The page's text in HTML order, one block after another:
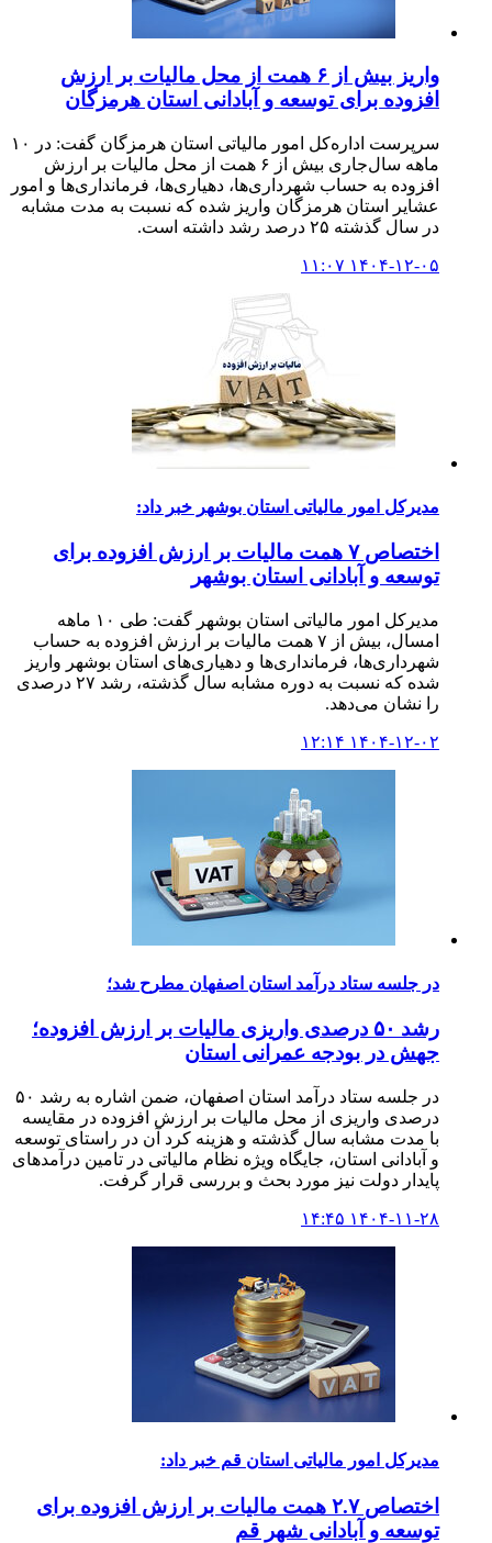
واریز بیش از ۶ همت از محل مالیات بر ارزش
افزوده برای توسعه و آبادانی استان هرمزگان
سرپرست اداره‌کل امور مالیاتی استان هرمزگان گفت: در ۱۰
ماهه سال‌جاری بیش از ۶ همت از محل مالیات بر ارزش
افزوده به حساب شهرداری‌ها، دهیاری‌ها، فرمانداری‌ها و امور
عشایر استان هرمزگان واریز شده که نسبت به مدت مشابه
در سال گذشته ۲۵ درصد رشد داشته است.
۱۴۰۴-۱۲-۰۵ ۱۱:۰۷
مدیرکل امور مالیاتی استان بوشهر خبر داد:
اختصاص ۷ همت مالیات بر ارزش افزوده برای
توسعه و آبادانی استان بوشهر
مدیرکل امور مالیاتی استان بوشهر گفت: طی ۱۰ ماهه
امسال، بیش از ۷ همت مالیات بر ارزش افزوده به حساب
شهرداری‌ها، فرمانداری‌ها و دهیاری‌های استان بوشهر واریز
شده که نسبت به دوره مشابه سال گذشته، رشد ۲۷ درصدی
را نشان می‌دهد.
۱۴۰۴-۱۲-۰۲ ۱۲:۱۴
در جلسه ستاد درآمد استان اصفهان مطرح شد؛
رشد ۵۰ درصدی واریزی مالیات بر ارزش افزوده؛
جهش در بودجه عمرانی استان
در جلسه ستاد درآمد استان اصفهان، ضمن اشاره به رشد ۵۰
درصدی واریزی از محل مالیات بر ارزش افزوده در مقایسه
با مدت مشابه سال گذشته و هزینه کرد آن در راستای توسعه
و آبادانی استان، جایگاه ویژه نظام مالیاتی در تامین درآمدهای
پایدار دولت نیز مورد بحث و بررسی قرار گرفت.
۱۴۰۴-۱۱-۲۸ ۱۴:۴۵
مدیرکل امور مالیاتی استان قم خبر داد:
اختصاص ۲.۷ همت مالیات بر ارزش افزوده برای
توسعه و آبادانی شهر قم